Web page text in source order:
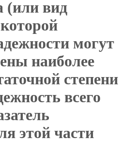
(или вид
могут
наиболее
степени
всего
этой части